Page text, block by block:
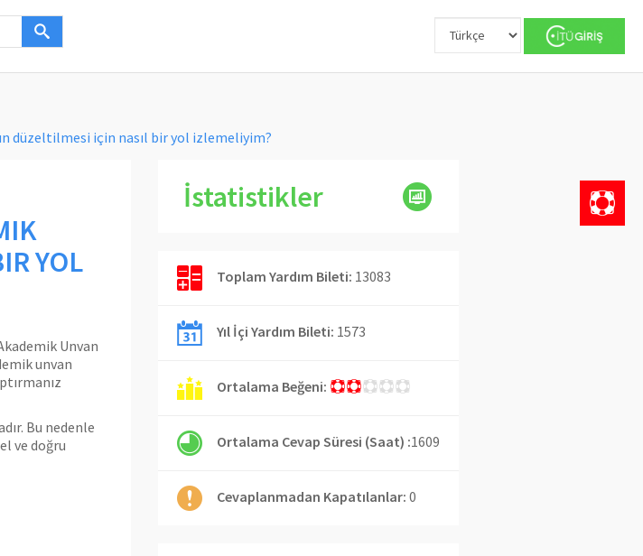
düzeltilmesi için nasıl bir yol izlemeliyim?
YOL
Unvan
unvan
Bu nedenle
ve doğru
İstatistikler
Toplam Yardım Bileti: 13083
Yıl İçi Yardım Bileti: 1573
Ortalama Beğeni:
Ortalama Cevap Süresi (Saat) :1609
Cevaplanmadan Kapatılanlar: 0